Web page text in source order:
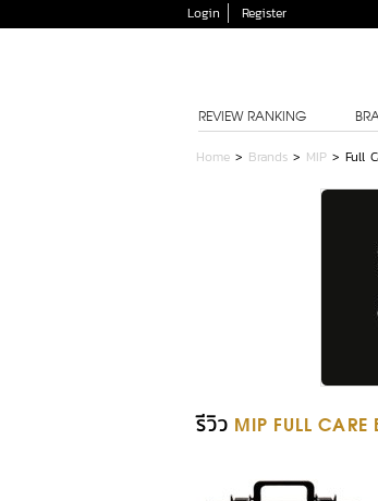
Login Register
REVIEW RANKING
Home > Brands > MIP > Full
รีวิว MIP FULL CARE